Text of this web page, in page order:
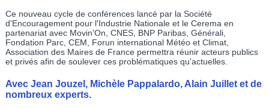
Ce nouveau cycle de conférences lancé par la Société
d'Encouragement pour l'Industrie Nationale et le Cerema en
partenariat avec Movin’On, CNES, BNP Paribas, Générali,
Fondation Parc, CEM, Forun international Météo et Climat,
Association des Maires de France permettra réunir acteurs publics
et privés afin de soulever ces problématiques qu'actuelles.
Avec Jean Jouzel, Michèle Pappalardo, Alain Juillet et de
nombreux experts.